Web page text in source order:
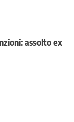
assolto ex